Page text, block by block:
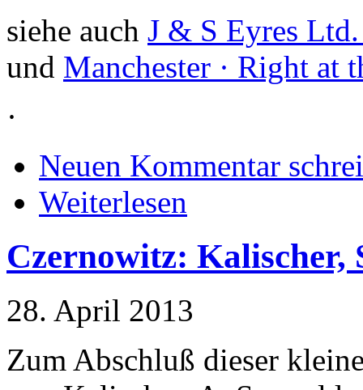
siehe auch J & S Eyres
und Manchester · Right at
·
Neuen Kommentar
Weiterlesen
Czernowitz: Kalischer,
28. April 2013
Zum Abschluß dieser